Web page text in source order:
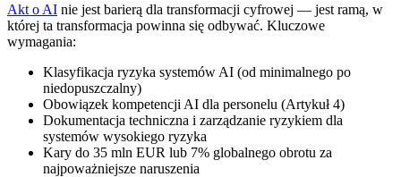
Akt o AI nie jest barierą dla transformacji cyfrowej — jest ramą, w
której ta transformacja powinna się odbywać. Kluczowe
wymagania:
Klasyfikacja ryzyka systemów AI (od minimalnego po
niedopuszczalny)
Obowiązek kompetencji AI dla personelu (Artykuł 4)
Dokumentacja techniczna i zarządzanie ryzykiem dla
systemów wysokiego ryzyka
Kary do 35 mln EUR lub 7% globalnego obrotu za
najpoważniejsze naruszenia